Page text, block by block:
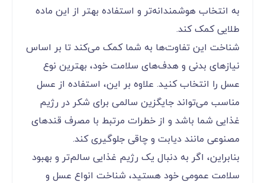
به انتخاب هوشمندانه‌تر و استفاده بهتر از این ماده
طلایی کمک کند.
شناخت این تفاوت‌ها به شما کمک می‌کند تا بر اساس
نیازهای بدنی و هدف‌های سلامت خود، بهترین نوع
عسل را انتخاب کنید. علاوه بر این، استفاده از عسل
مناسب می‌تواند جایگزین سالمی برای شکر در رژیم
غذایی شما باشد و از خطرات مرتبط با مصرف قندهای
مصنوعی مانند دیابت و چاقی جلوگیری کند.
بنابراین، اگر به دنبال یک رژیم غذایی سالم‌تر و بهبود
سلامت عمومی خود هستید، شناخت انواع عسل و